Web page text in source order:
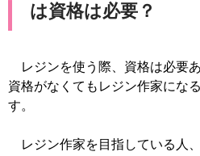
は資格は必要？
レジンを使う際、資格は必要あ
資格がなくてもレジン作家にな
す。
レジン作家を目指している人